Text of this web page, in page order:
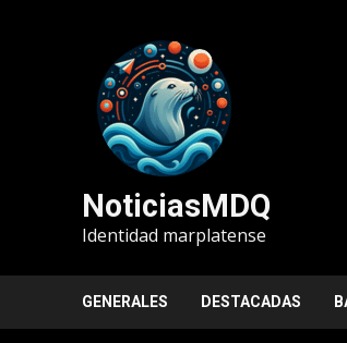
NoticiasMDQ
Identidad marplatense
GENERALES DESTACADAS